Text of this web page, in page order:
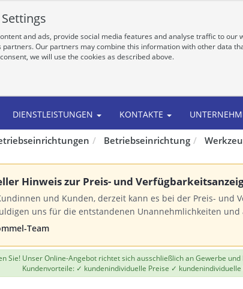
DIENSTLEISTUNGEN KONTAKTE
Betriebseinrichtung
Hinweis zur Preis- und
und Kunden, derzeit kann es bei der Preis- und
uns für die entstandenen Unannehmlichkeiten
Team
Sie! Unser Online-Angebot richtet sich ausschließlich an Gewerbe
Kundenvorteile: ✓ kundenindividuelle Preise ✓
and ads, provide social media features and analyse traffic to
Our partners may combine this information with other data
we will use the cookies as described above.